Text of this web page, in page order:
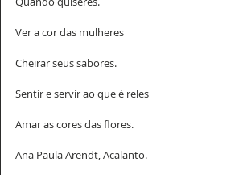
Ver a cor das mulheres
Cheirar seus sabores.
Sentir e servir ao que é reles
Amar as cores das flores.
Ana Paula Arendt, Acalanto.